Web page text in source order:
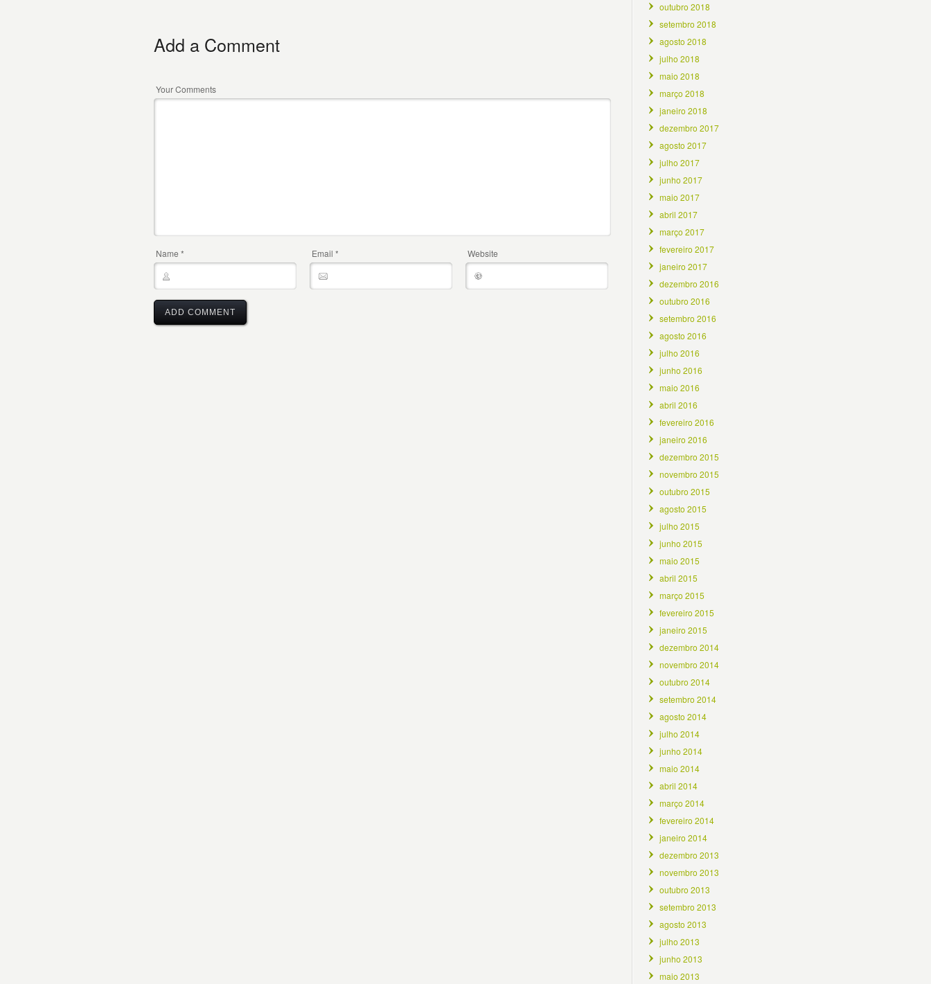
Add a Comment
Your Comments
Name * Email * Website
outubro 2018
setembro 2018
agosto 2018
julho 2018
maio 2018
março 2018
janeiro 2018
dezembro 2017
agosto 2017
julho 2017
junho 2017
maio 2017
abril 2017
março 2017
fevereiro 2017
janeiro 2017
dezembro 2016
outubro 2016
setembro 2016
agosto 2016
julho 2016
junho 2016
maio 2016
abril 2016
fevereiro 2016
janeiro 2016
dezembro 2015
novembro 2015
outubro 2015
agosto 2015
julho 2015
junho 2015
maio 2015
abril 2015
março 2015
fevereiro 2015
janeiro 2015
dezembro 2014
novembro 2014
outubro 2014
setembro 2014
agosto 2014
julho 2014
junho 2014
maio 2014
abril 2014
março 2014
fevereiro 2014
janeiro 2014
dezembro 2013
novembro 2013
outubro 2013
setembro 2013
agosto 2013
julho 2013
junho 2013
maio 2013